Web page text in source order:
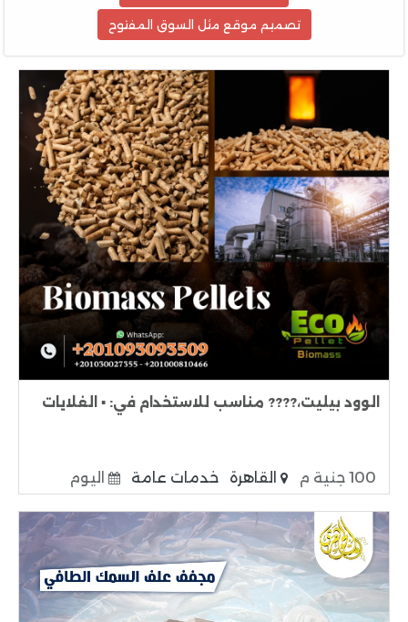
تصميم موقع مثل السوق المفتوح
الوود بيليت،???? مناسب للاستخدام في: ▪️ الغلايات
100 جنية م القاهرة خدمات عامة اليوم